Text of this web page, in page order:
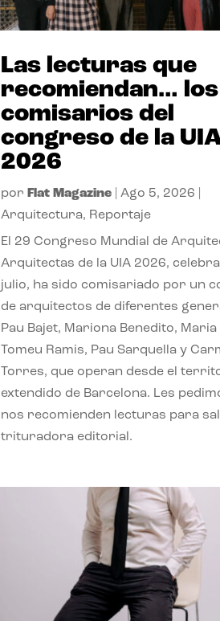
Las lecturas que
recomiendan… los
comisarios del
congreso de la
2026
por Flat Magazine |Ago 5, 2026
Arquitectura, Reportaje
El 29 Congreso Mundial de
Arquitectas de la UIA 2026,
julio, ha sido comisariado por un
de arquitectos de diferentes
Pau Bajet, Mariona Benedito, Maria
Tomeu Ramis, Pau Sarquella y
Torres, que operan desde el
extendido de Barcelona. Les
nos recomienden lecturas para
trituradora editorial.